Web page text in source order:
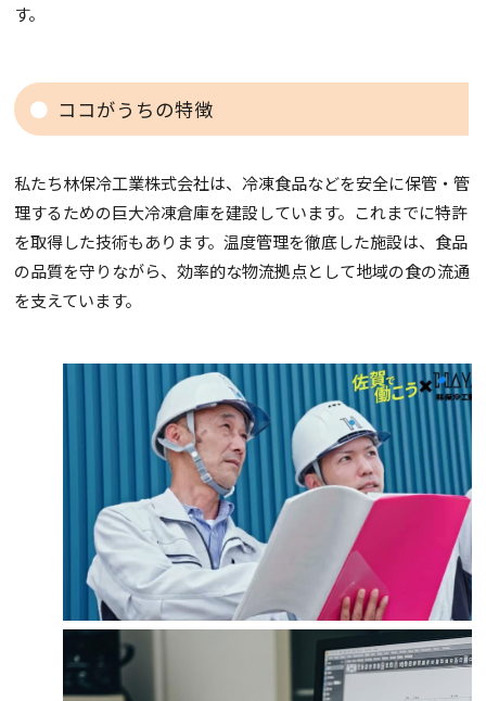
す。
ココがうちの特徴
私たち林保冷工業株式会社は、冷凍食品などを安全に保管・管
理するための巨大冷凍倉庫を建設しています。これまでに特許
を取得した技術もあります。温度管理を徹底した施設は、食品
の品質を守りながら、効率的な物流拠点として地域の食の流通
を支えています。